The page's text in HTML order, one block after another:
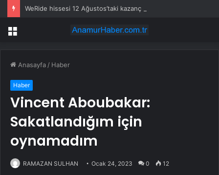
Menü
Anasayfa / Haber
Haber
Vincent Aboubakar:
Sakatlandığım için
oynamadım
RAMAZAN SULHAN Ocak 24, 2023 0 12